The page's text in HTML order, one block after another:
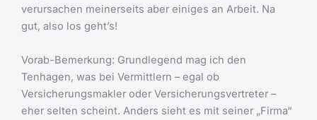
verursachen meinerseits aber einiges an Arbeit. Na
gut, also los geht’s!
Vorab-Bemerkung: Grundlegend mag ich den
Tenhagen, was bei Vermittlern – egal ob
Versicherungsmakler oder Versicherungsvertreter –
eher selten scheint. Anders sieht es mit seiner „Firma“